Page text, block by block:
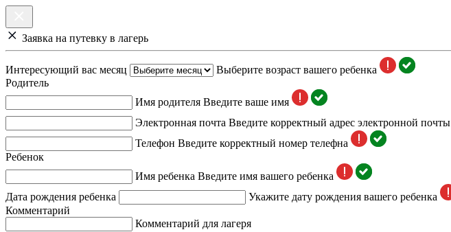
Заявка на путевку в лагерь
Интересующий вас месяц
Выберите возраст вашего ребенка
Родитель
Имя родителя Введите ваше имя
Электронная почта Введите корректный адрес электронной почты
Телефон Введите корректный номер телефна
Ребенок
Имя ребенка Введите имя вашего ребенка
Дата рождения ребенка
Укажите дату рождения вашего ребенка
Комментарий
Комментарий для лагеря